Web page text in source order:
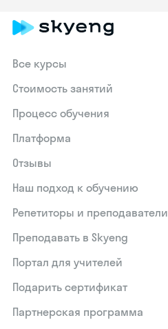
Все курсы
Стоимость занятий
Процесс обучения
Платформа
Отзывы
Наш подход к обучению
Репетиторы и преподаватели
Преподавать в Skyeng
Портал для учителей
Подарить сертификат
Партнерская программа